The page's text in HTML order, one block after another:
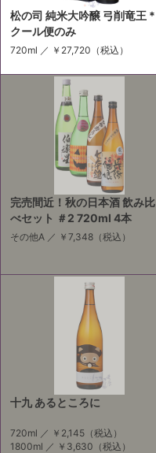
松の司 純米大吟醸 弓削竜王 *
クール便のみ
720ml ／ ￥27,720 （税込）
完売間近！秋の日本酒 飲み比
べセット ＃2 720ml 4本
その他A ／ ￥7,348 （税込）
十九 あるところに
720ml ／ ￥2,145 （税込）
1800ml ／ ￥3,630 （税込）